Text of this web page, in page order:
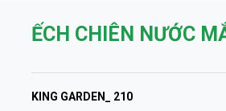
ẾCH CHIÊN NƯỚC
KING GARDEN_ 210